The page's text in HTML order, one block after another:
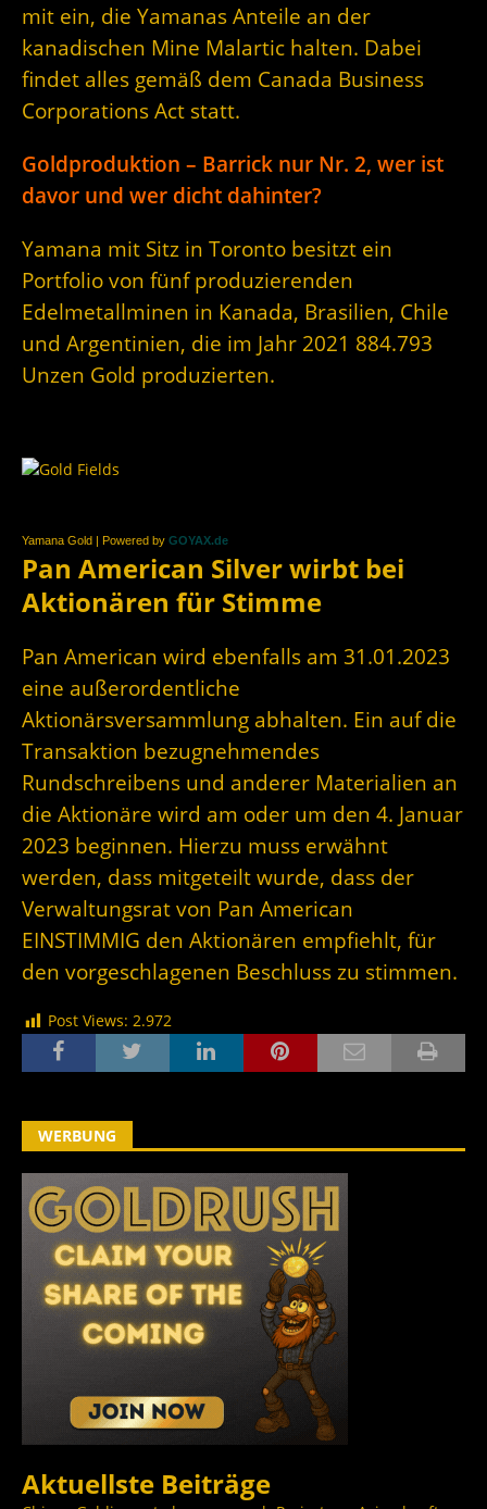
mit ein, die Yamanas Anteile an der
kanadischen Mine Malartic halten. Dabei
findet alles gemäß dem Canada Business
Corporations Act statt.
Goldproduktion – Barrick nur Nr. 2, wer ist
davor und wer dicht dahinter?
Yamana mit Sitz in Toronto besitzt ein
Portfolio von fünf produzierenden
Edelmetallminen in Kanada, Brasilien, Chile
und Argentinien, die im Jahr 2021 884.793
Unzen Gold produzierten.
Yamana Gold | Powered by GOYAX.de
Pan American Silver wirbt bei
Aktionären für Stimme
Pan American wird ebenfalls am 31.01.2023
eine außerordentliche
Aktionärsversammlung abhalten. Ein auf die
Transaktion bezugnehmendes
Rundschreibens und anderer Materialien an
die Aktionäre wird am oder um den 4. Januar
2023 beginnen. Hierzu muss erwähnt
werden, dass mitgeteilt wurde, dass der
Verwaltungsrat von Pan American
EINSTIMMIG den Aktionären empfiehlt, für
den vorgeschlagenen Beschluss zu stimmen.
Post Views: 2.972
WERBUNG
Aktuellste Beiträge